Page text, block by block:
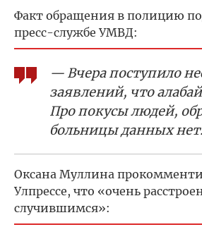
Факт обращения в полицию
пресс-службе УМВД:
— Вчера поступило
заявлений, что
Про покусы людей,
больницы данных нет.
Оксана Муллина
Улпрессе, что «очень
случившимся»: